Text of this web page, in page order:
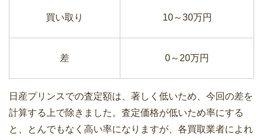
買い取り 10～30万円
差 0～20万円
日産プリンスでの査定額は、著しく低いため、今回の差を
計算する上で除きました。査定価格が低いため率にする
と、とんでもなく高い率になりますが、各買取業者によれ